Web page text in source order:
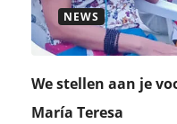
NEWS
We stellen aan je
María Teresa